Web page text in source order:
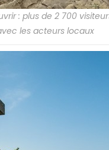
: plus de 2 700
les acteurs locaux